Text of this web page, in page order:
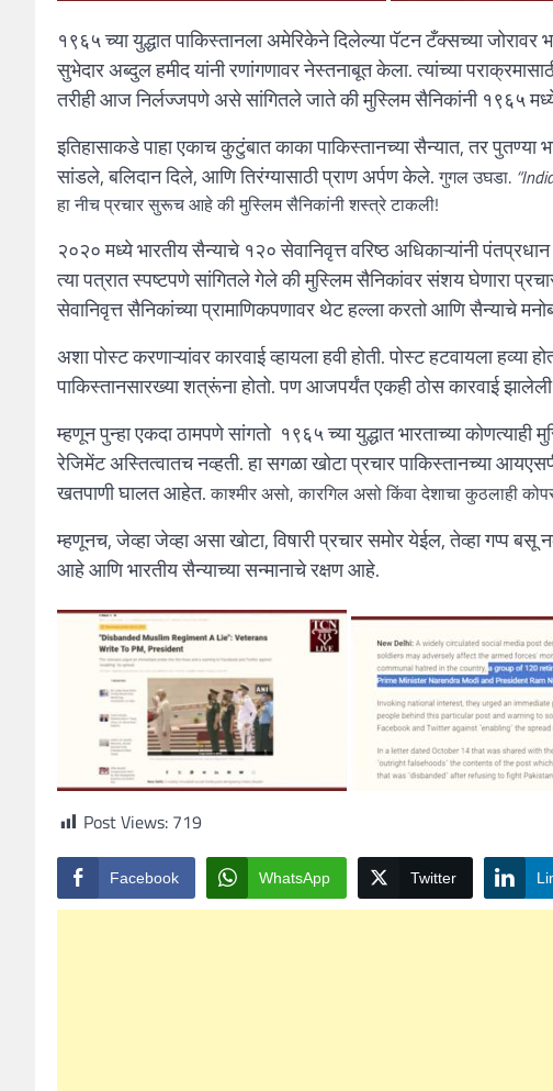
१९६५ च्या युद्धात पाकिस्तानला अमेरिकेने दिलेल्या पॅटन टँक्सच्या जोरावर
सुभेदार अब्दुल हमीद यांनी रणांगणावर नेस्तनाबूत केला. त्यांच्या
तरीही आज निर्लज्जपणे असे सांगितले जाते की मुस्लिम सैनिकांनी १९६५
इतिहासाकडे पाहा एकाच कुटुंबात काका पाकिस्तानच्या सैन्यात, तर पुतण्या
सांडले, बलिदान दिले, आणि तिरंग्यासाठी प्राण अर्पण केले.गुगल उघडा.
हा नीच प्रचार सुरूच आहे की मुस्लिम सैनिकांनी शस्त्रे टाकली!
२०२० मध्ये भारतीय सैन्याचे १२० सेवानिवृत्त वरिष्ठ अधिकाऱ्यांनी
त्या पत्रात स्पष्टपणे सांगितले गेले की मुस्लिम सैनिकांवर संशय घेणारा
सेवानिवृत्त सैनिकांच्या प्रामाणिकपणावर थेट हल्ला करतो आणि सैन्याचे
अशा पोस्ट करणाऱ्यांवर कारवाई व्हायला हवी होती. पोस्ट हटवायला हव्या
पाकिस्तानसारख्या शत्रूंना होतो. पण आजपर्यंत एकही ठोस कारवाई
म्हणून पुन्हा एकदा ठामपणे सांगतो १९६५ च्या युद्धात भारताच्या
रेजिमेंट अस्तित्वातच नव्हती. हा सगळा खोटा प्रचार पाकिस्तानच्या
खतपाणी घालत आहेत.काश्मीर असो, कारगिल असो किंवा देशाचा कुठलाही
म्हणूनच, जेव्हा जेव्हा असा खोटा, विषारी प्रचार समोर येईल, तेव्हा गप्प
आहे आणि भारतीय सैन्याच्या सन्मानाचे रक्षण आहे.
Post Views: 719
Facebook WhatsApp Twitter